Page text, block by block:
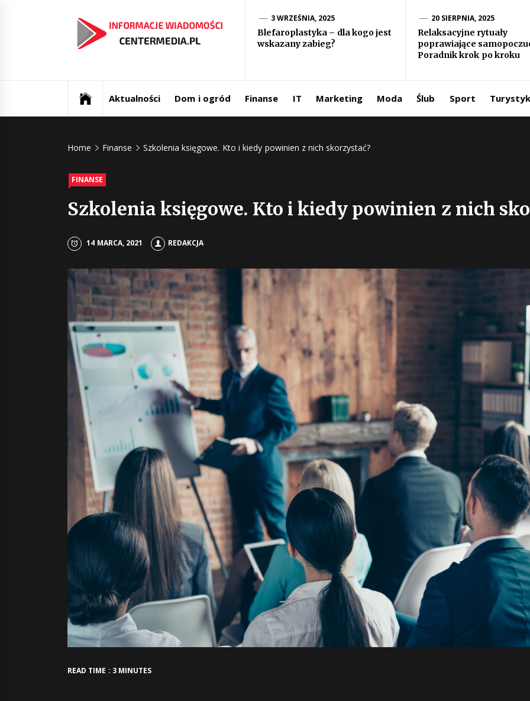
Informacje ze
świata
Centermedia.pl
3 WRZEŚNIA, 2025
Blefaroplastyka – dla kogo jest
wskazany zabieg?
20 SIERPNIA, 2025
Relaksacyjne rytuały
poprawiające
Poradnik krok po kroku
Aktualności Dom i ogród Finanse IT Marketing Moda Ślub Sport
Home Finanse Szkolenia księgowe. Kto i kiedy powinien z nich skorzystać?
FINANSE
Szkolenia księgowe. Kto i kiedy powinien z nich
14 MARCA, 2021 REDAKCJA
READ TIME : 3 MINUTES